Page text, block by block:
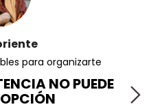
para organizarte
NO PUEDE